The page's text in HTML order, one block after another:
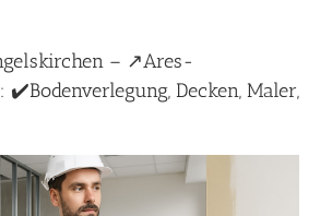
– ↗️Ares-
✔️Bodenverlegung, Decken, Maler,